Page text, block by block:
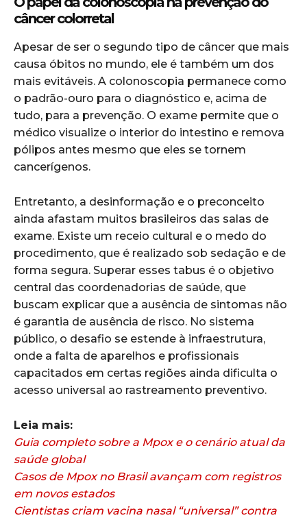
câncer colorretal
Apesar de ser o segundo tipo de câncer que mais
causa óbitos no mundo, ele é também um dos
mais evitáveis. A colonoscopia permanece como
o padrão-ouro para o diagnóstico e, acima de
tudo, para a prevenção. O exame permite que o
médico visualize o interior do intestino e remova
pólipos antes mesmo que eles se tornem
cancerígenos.
Entretanto, a desinformação e o preconceito
ainda afastam muitos brasileiros das salas de
exame. Existe um receio cultural e o medo do
procedimento, que é realizado sob sedação e de
forma segura. Superar esses tabus é o objetivo
central das coordenadorias de saúde, que
buscam explicar que a ausência de sintomas não
é garantia de ausência de risco. No sistema
público, o desafio se estende à infraestrutura,
onde a falta de aparelhos e profissionais
capacitados em certas regiões ainda dificulta o
acesso universal ao rastreamento preventivo.
Leia mais:
Guia completo sobre a Mpox e o cenário atual da
saúde global
Casos de Mpox no Brasil avançam com registros
em novos estados
Cientistas criam vacina nasal “universal” contra